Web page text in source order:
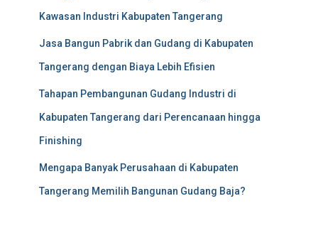
Kawasan Industri Kabupaten Tangerang
Jasa Bangun Pabrik dan Gudang di Kabupaten
Tangerang dengan Biaya Lebih Efisien
Tahapan Pembangunan Gudang Industri di
Kabupaten Tangerang dari Perencanaan hingga
Finishing
Mengapa Banyak Perusahaan di Kabupaten
Tangerang Memilih Bangunan Gudang Baja?